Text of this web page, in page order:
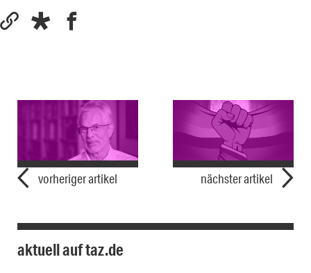
vorheriger artikel nächster artikel
aktuell auf taz.de